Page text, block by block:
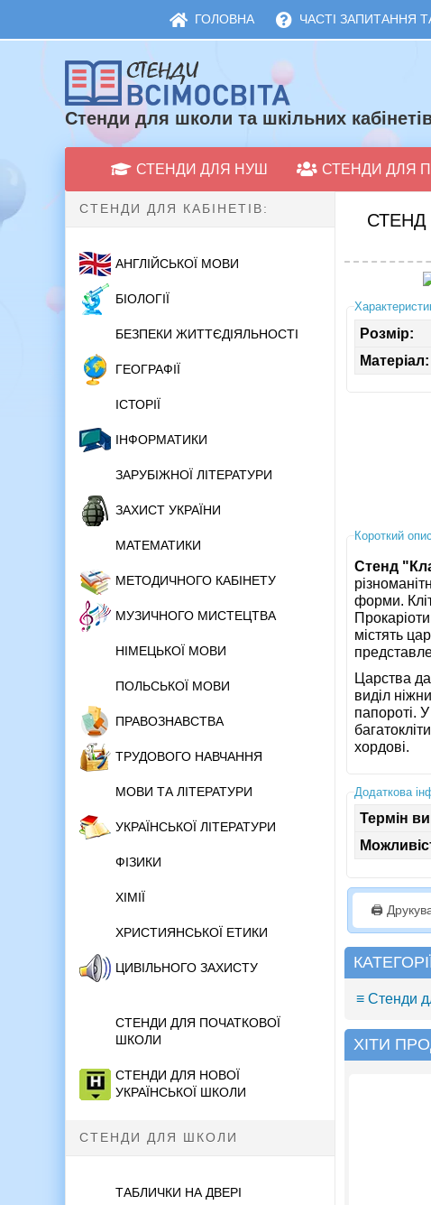
ГОЛОВНА ЧАСТІ ЗАПИТАННЯ
Стенди для школи та шкільних
СТЕНДИ ДЛЯ НУШ СТЕНДИ ДЛЯ
СТЕНДИ ДЛЯ КАБІНЕТІВ:
АНГЛІЙСЬКОЇ МОВИ
БІОЛОГІЇ
БЕЗПЕКИ ЖИТТЄДІЯЛЬНОСТІ
ГЕОГРАФІЇ
ІСТОРІЇ
ІНФОРМАТИКИ
ЗАРУБІЖНОЇ ЛІТЕРАТУРИ
ЗАХИСТ УКРАЇНИ
МАТЕМАТИКИ
МЕТОДИЧНОГО КАБІНЕТУ
МУЗИЧНОГО МИСТЕЦТВА
НІМЕЦЬКОЇ МОВИ
ПОЛЬСЬКОЇ МОВИ
ПРАВОЗНАВСТВА
ТРУДОВОГО НАВЧАННЯ
МОВИ ТА ЛІТЕРАТУРИ
УКРАЇНСЬКОЇ ЛІТЕРАТУРИ
ФІЗИКИ
ХІМІЇ
ХРИСТИЯНСЬКОЇ ЕТИКИ
ЦИВІЛЬНОГО ЗАХИСТУ
СТЕНДИ ДЛЯ ПОЧАТКОВОЇ
ШКОЛИ
СТЕНДИ ДЛЯ НОВОЇ
УКРАЇНСЬКОЇ ШКОЛИ
СТЕНДИ ДЛЯ ШКОЛИ
ТАБЛИЧКИ НА ДВЕРІ
СТЕНД
Розмір:
Матеріал:
Короткий
Стенд
форми.
містять
Царства
виділ
папороті.
хордові.
Додаткова
Термін
🖨️
≡ Стенди
ХІТИ